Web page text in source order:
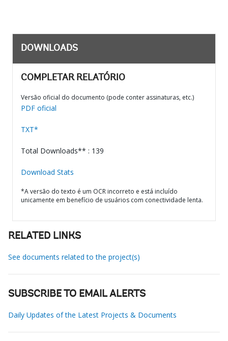
DOWNLOADS
COMPLETAR RELATÓRIO
Versão oficial do documento (pode conter assinaturas, etc.)
PDF oficial
TXT*
Total Downloads** : 139
Download Stats
*A versão do texto é um OCR incorreto e está incluído
unicamente em benefício de usuários com conectividade lenta.
RELATED LINKS
See documents related to the project(s)
SUBSCRIBE TO EMAIL ALERTS
Daily Updates of the Latest Projects & Documents